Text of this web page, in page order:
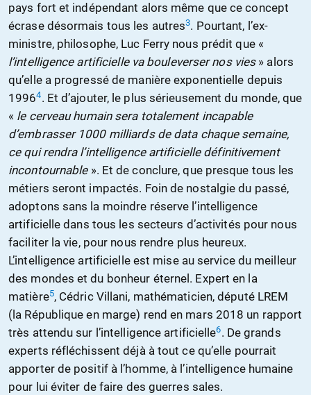
pays fort et indépendant alors même que ce concept
écrase désormais tous les autres3. Pourtant, l’ex-
ministre, philosophe, Luc Ferry nous prédit que «
l’intelligence artificielle va bouleverser nos vies» alors
qu’elle a progressé de manière exponentielle depuis
19964. Et d’ajouter, le plus sérieusement du monde, que
« le cerveau humain sera totalement incapable
d’embrasser 1000 milliards de data chaque semaine,
ce qui rendra l’intelligence artificielle définitivement
incontournable». Et de conclure, que presque tous les
métiers seront impactés. Foin de nostalgie du passé,
adoptons sans la moindre réserve l’intelligence
artificielle dans tous les secteurs d’activités pour nous
faciliter la vie, pour nous rendre plus heureux.
L’intelligence artificielle est mise au service du meilleur
des mondes et du bonheur éternel. Expert en la
matière5, Cédric Villani, mathématicien, député LREM
(la République en marge) rend en mars 2018 un rapport
très attendu sur l’intelligence artificielle6. De grands
experts réfléchissent déjà à tout ce qu’elle pourrait
apporter de positif à l’homme, à l’intelligence humaine
pour lui éviter de faire des guerres sales.